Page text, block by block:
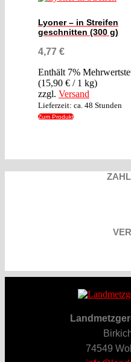
Lyoner – in Streifen
geschnitten (300 g)
4,77 €
Enthält 7%
(15,90 € / 1 kg)
zzgl. Versand
Lieferzeit: ca. 48 Stunden
Zum Produkt
74549